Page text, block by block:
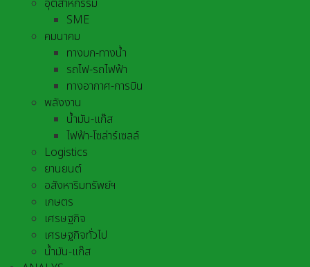
อุตสาหกรรม
SME
คมนาคม
ทางบก-ทางน้ำ
รถไฟ-รถไฟฟ้า
ทางอากาศ-การบิน
พลังงาน
น้ำมัน-แก๊ส
ไฟฟ้า-โซล่าร์เซลล์
Logistics
ยานยนต์
อสังหาริมทรัพย์ฯ
เกษตร
เศรษฐกิจ
เศรษฐกิจทั่วไป
น้ำมัน-แก๊ส